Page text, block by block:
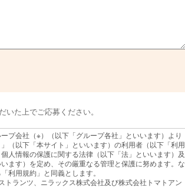
た上でご応募ください。
プ会社（※）（以下「グループ各社」といいます）より
（以下「本サイト」といいます）の利用者（以下「利用
人情報の保護に関する法律（以下「法」といいます）及
ます）を定め、その厳重なる管理と保護に努めます。な
利用規約」と同義とします。
トランツ、ニラックス株式会社及び株式会社トマトアン